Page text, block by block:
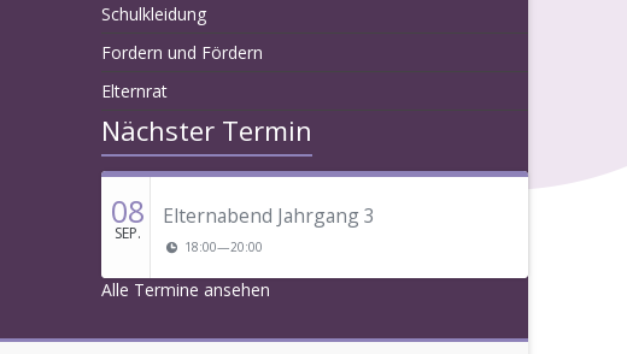
Schulkleidung
Fordern und Fördern
Elternrat
Nächster Termin
08
SEP.
Elternabend Jahrgang 3
18:00—20:00
Alle Termine ansehen